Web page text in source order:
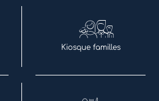
Kiosque familles